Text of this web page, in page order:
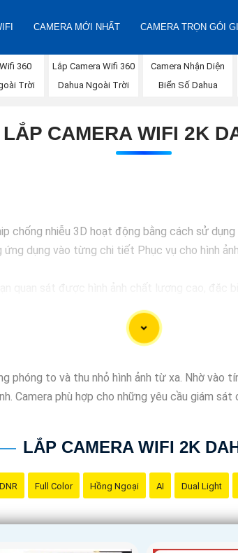
CAMERA MỚI NHẤT CAMERA TRỌN GÓI
360
Trời
Lắp Camera Wifi 360
Dahua Ngoài Trời
Camera Nhận Diện
Biển Số Dahua
LẮP CAMERA WIFI 2K
chống nhiễu 3D hoạt động bằng cách sử
dụng vào từng chi tiết Phục vụ cho hình
phóng to và thu nhỏ hình ảnh từ xa. Nhờ vào
Camera phù hợp cho những yêu cầu giám
LẮP CAMERA WIFI 2K
Full Color Hồng Ngoại AI Dual Light